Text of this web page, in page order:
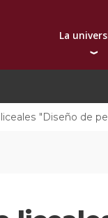
La
Presentación
Reconocimientos
Contacto
liceales "Diseño de